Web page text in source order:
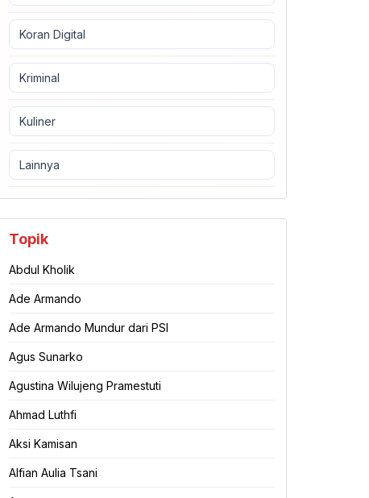
Koran Digital
Kriminal
Kuliner
Lainnya
Topik
Abdul Kholik
Ade Armando
Ade Armando Mundur dari PSI
Agus Sunarko
Agustina Wilujeng Pramestuti
Ahmad Luthfi
Aksi Kamisan
Alfian Aulia Tsani